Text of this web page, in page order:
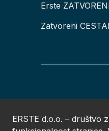
Erste
Zatvoreni
ERSTE d.o.o. – društvo